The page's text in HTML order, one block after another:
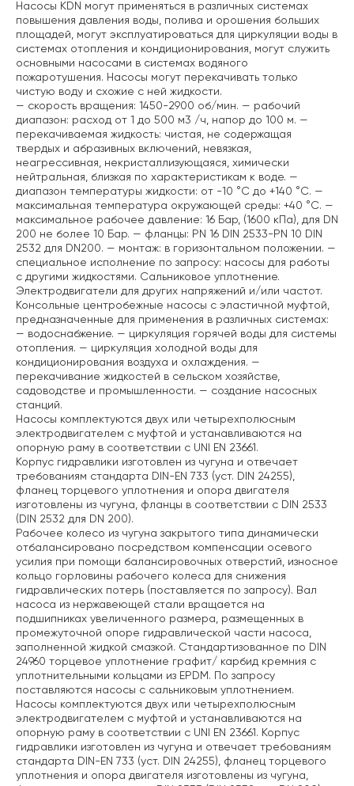
Насосы KDN могут применяться в различных системах
повышения давления воды, полива и орошения больших
площадей, могут эксплуатироваться для циркуляции воды в
системах отопления и кондиционирования, могут служить
основными насосами в системах водяного
пожаротушения. Насосы могут перекачивать только
чистую воду и схожие с ней жидкости.
— скорость вращения: 1450-2900 об/мин. — рабочий
диапазон: расход от 1 до 500 м3 /ч, напор до 100 м. —
перекачиваемая жидкость: чистая, не содержащая
твердых и абразивных включений, невязкая,
неагрессивная, некристаллизующаяся, химически
нейтральная, близкая по характеристикам к воде. —
диапазон температуры жидкости: от -10 °C до +140 °C. —
максимальная температура окружающей среды: +40 °C. —
максимальное рабочее давление: 16 Бар, (1600 кПа), для DN
200 не более 10 Бар. — фланцы: PN 16 DIN 2533-PN 10 DIN
2532 для DN200. — монтаж: в горизонтальном положении. —
специальное исполнение по запросу: насосы для работы
с другими жидкостями. Сальниковое уплотнение.
Электродвигатели для других напряжений и/или частот.
Консольные центробежные насосы с эластичной муфтой,
предназначенные для применения в различных системах:
— водоснабжение. — циркуляция горячей воды для системы
отопления. — циркуляция холодной воды для
кондиционирования воздуха и охлаждения. —
перекачивание жидкостей в сельском хозяйстве,
садоводстве и промышленности. — создание насосных
станций.
Насосы комплектуются двух или четырехполюсным
электродвигателем с муфтой и устанавливаются на
опорную раму в соответствии с UNI EN 23661.
Корпус гидравлики изготовлен из чугуна и отвечает
требованиям стандарта DIN-EN 733 (уст. DIN 24255),
фланец торцевого уплотнения и опора двигателя
изготовлены из чугуна, фланцы в соответствии с DIN 2533
(DIN 2532 для DN 200).
Рабочее колесо из чугуна закрытого типа динамически
отбалансировано посредством компенсации осевого
усилия при помощи балансировочных отверстий, износное
кольцо горловины рабочего колеса для снижения
гидравлических потерь (поставляется по запросу). Вал
насоса из нержавеющей стали вращается на
подшипниках увеличенного размера, размещенных в
промежуточной опоре гидравлической части насоса,
заполненной жидкой смазкой. Стандартизованное по DIN
24960 торцевое уплотнение графит/ карбид кремния с
уплотнительными кольцами из EPDM. По запросу
поставляются насосы с сальниковым уплотнением.
Насосы комплектуются двух или четырехполюсным
электродвигателем с муфтой и устанавливаются на
опорную раму в соответствии с UNI EN 23661. Корпус
гидравлики изготовлен из чугуна и отвечает требованиям
стандарта DIN-EN 733 (уст. DIN 24255), фланец торцевого
уплотнения и опора двигателя изготовлены из чугуна,